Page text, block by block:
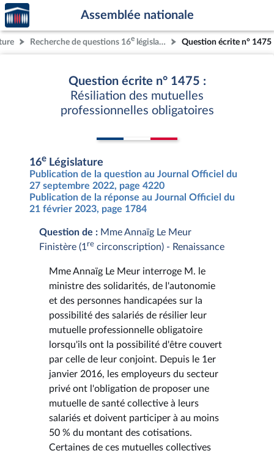
Aller au contenu
Aller en bas de la page
Accèder
à la
page
d'accueil
Assemblée nationale
Recherche de questions 16e législature Question écrite n° 1475
Question écrite n° 1475 :
Résiliation des mutuelles
professionnelles obligatoires
16e Législature
Publication de la question au Journal Officiel du
27 septembre 2022, page 4220
Publication de la réponse au Journal Officiel du
21 février 2023, page 1784
Question de : Mme Annaïg Le Meur
Finistère (1 re circonscription) - Renaissance
Mme Annaïg Le Meur interroge M. le
ministre des solidarités, de l'autonomie
et des personnes handicapées sur la
possibilité des salariés de résilier leur
mutuelle professionnelle obligatoire
lorsqu'ils ont la possibilité d'être couvert
par celle de leur conjoint. Depuis le 1er
janvier 2016, les employeurs du secteur
privé ont l'obligation de proposer une
mutuelle de santé collective à leurs
salariés et doivent participer à au moins
50 % du montant des cotisations.
Certaines de ces mutuelles collectives